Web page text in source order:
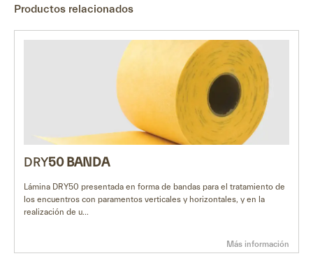
Productos relacionados
DRY50 BANDA
Lámina DRY50 presentada en forma de bandas para el tratamiento de
los encuentros con paramentos verticales y horizontales, y en la
realización de u...
Más información